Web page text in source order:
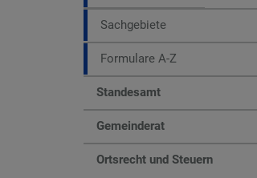
Sachgebiete
Formulare A-Z
Standesamt
Gemeinderat
Ortsrecht und Steuern